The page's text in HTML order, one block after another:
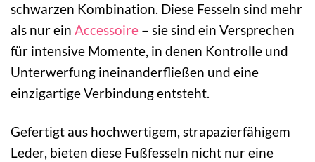
schwarzen Kombination. Diese Fesseln sind mehr
als nur ein Accessoire – sie sind ein Versprechen
für intensive Momente, in denen Kontrolle und
Unterwerfung ineinanderfließen und eine
einzigartige Verbindung entsteht.
Gefertigt aus hochwertigem, strapazierfähigem
Leder, bieten diese Fußfesseln nicht nur eine